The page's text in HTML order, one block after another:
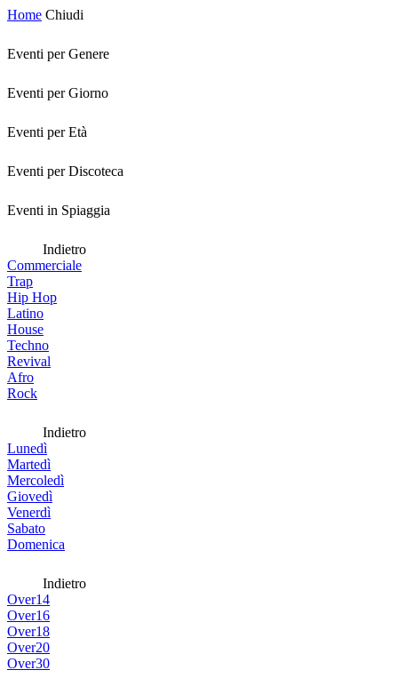
Home Chiudi
Eventi per Genere
Eventi per Giorno
Eventi per Età
Eventi per Discoteca
Eventi in Spiaggia
Indietro
Commerciale
Trap
Hip Hop
Latino
House
Techno
Revival
Afro
Rock
Indietro
Lunedì
Martedì
Mercoledì
Giovedì
Venerdì
Sabato
Domenica
Indietro
Over14
Over16
Over18
Over20
Over30